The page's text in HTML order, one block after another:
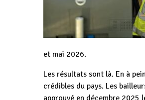
et mai 2026.
Les résultats sont là. En à
crédibles du pays. Les
approuvé en décembre 2025